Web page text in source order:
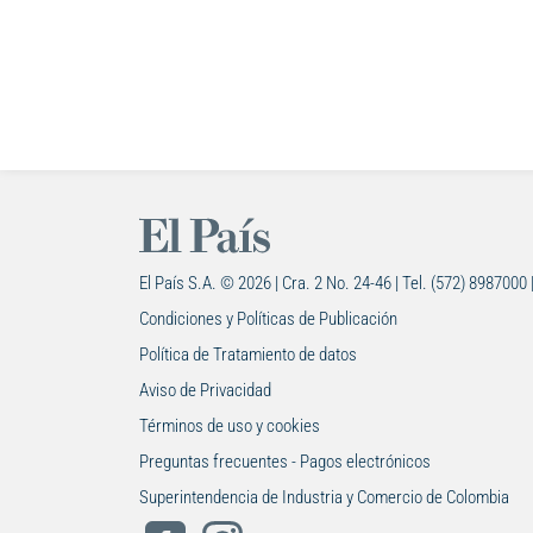
El País S.A. © 2026 | Cra. 2 No. 24-46 | Tel. (572) 8987000
Condiciones y Políticas de Publicación
Política de Tratamiento de datos
Aviso de Privacidad
Términos de uso y cookies
Preguntas frecuentes - Pagos electrónicos
Superintendencia de Industria y Comercio de Colombia